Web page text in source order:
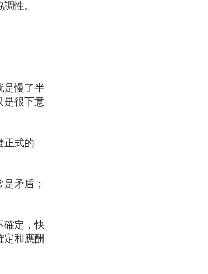
性。
是慢了半
是很下意
正式的
矛盾；
確定，快
定和應酬